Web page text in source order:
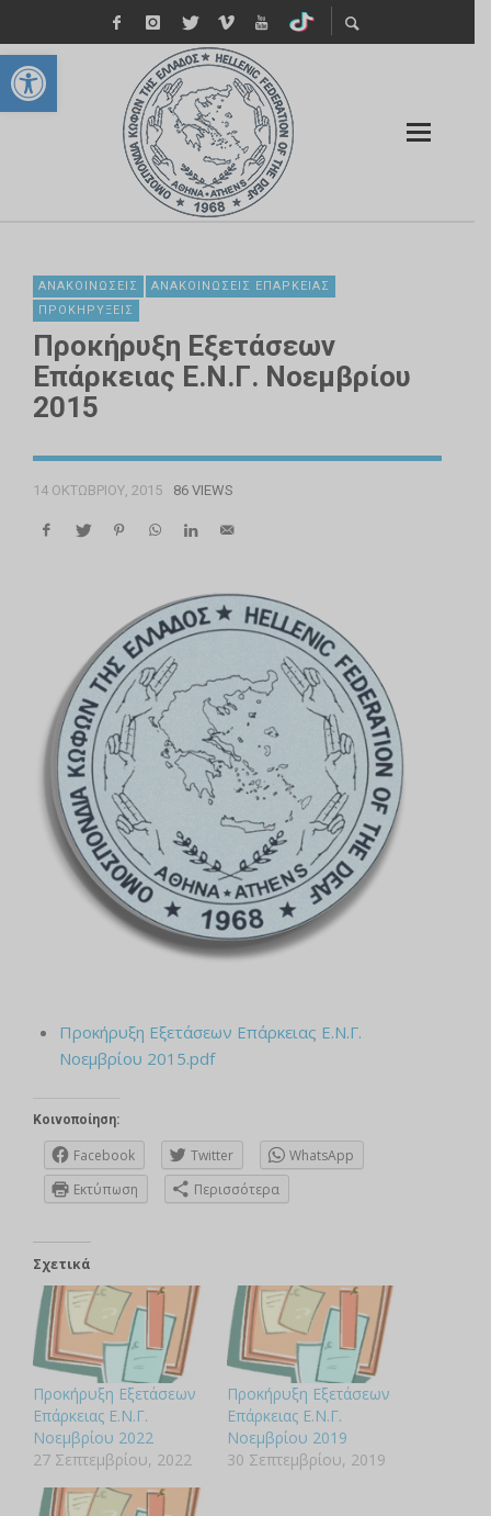
Ανοίξτε τη γραμμή εργαλείων
ΑΝΑΚΟΙΝΏΣΕΙΣ
ΑΝΑΚΟΙΝΏΣΕΙΣ ΕΠΆΡΚΕΙΑΣ
ΠΡΟΚΗΡΎΞΕΙΣ
Προκήρυξη Εξετάσεων
Επάρκειας Ε.Ν.Γ. Νοεμβρίου
2015
14 ΟΚΤΩΒΡΊΟΥ, 2015 86 VIEWS
Προκήρυξη Εξετάσεων Επάρκειας Ε.Ν.Γ.
Νοεμβρίου 2015.pdf
Κοινοποίηση:
Facebook Twitter
WhatsApp
Εκτύπωση
Περισσότερα
Σχετικά
Προκήρυξη Εξετάσεων
Επάρκειας Ε.Ν.Γ.
Νοεμβρίου 2022
27 Σεπτεμβρίου, 2022
Προκήρυξη Εξετάσεων
Επάρκειας Ε.Ν.Γ.
Νοεμβρίου 2019
30 Σεπτεμβρίου, 2019